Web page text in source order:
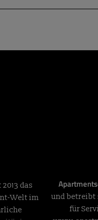
das
Welt im
und betreibt
für